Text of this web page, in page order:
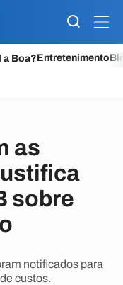
a Boa?Entretenimento
as
sobre
notificados para
custos.